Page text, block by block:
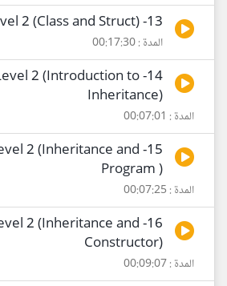
13- C++ Course Level 2 (Class and Struct)
المدة : 00:17:30
Level 2 (Introduction to
Inheritance)
المدة : 00:07:01
2 (Inheritance and
Program )
المدة : 00:07:25
2 (Inheritance and
Constructor)
المدة : 00:09:07